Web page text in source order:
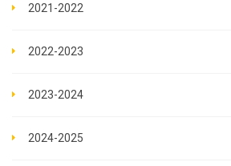
2021-2022
2022-2023
2023-2024
2024-2025